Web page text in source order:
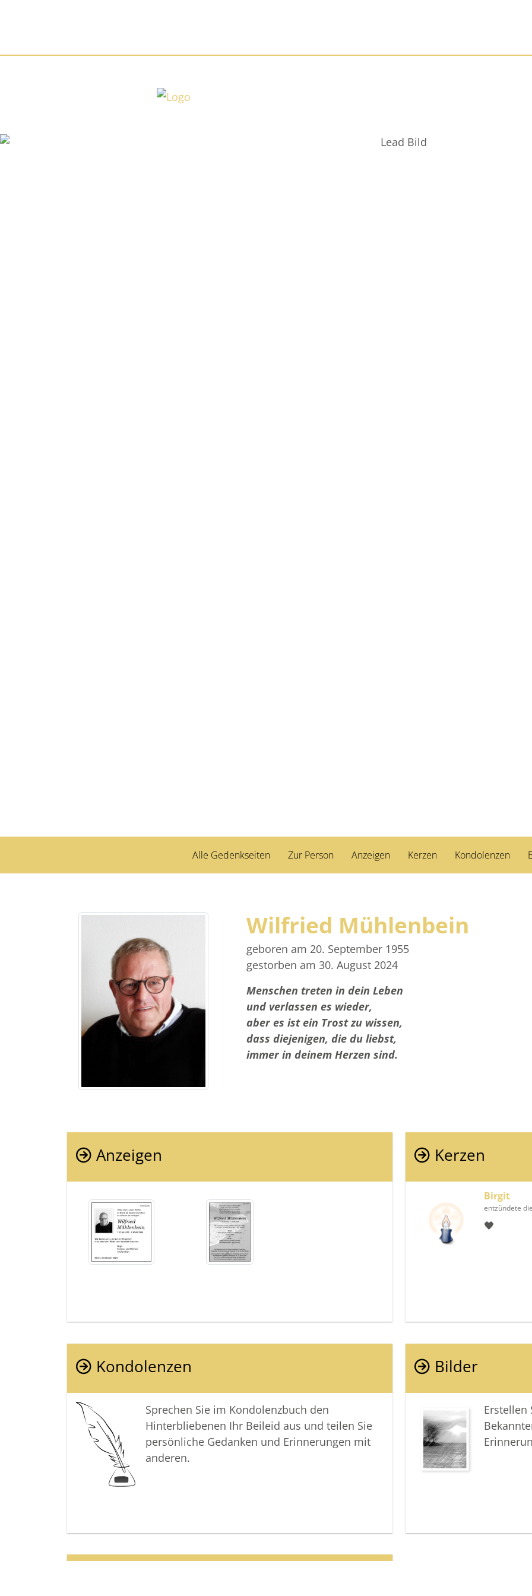
Alle Gedenkseiten Zur Person Anzeigen Kerzen Kondolenzen
Wilfried Mühlenbein
geboren am 20. September 1955
gestorben am 30. August 2024
Menschen treten in dein Leben
und verlassen es wieder,
aber es ist ein Trost zu wissen,
dass diejenigen, die du liebst,
immer in deinem Herzen sind.
Anzeigen Kerzen
Birgit
entzündete
🖤
Kondolenzen
Sprechen Sie im Kondolenzbuch den
Hinterbliebenen Ihr Beileid aus und teilen Sie
persönliche Gedanken und Erinnerungen mit
anderen.
Bilder
Erstellen